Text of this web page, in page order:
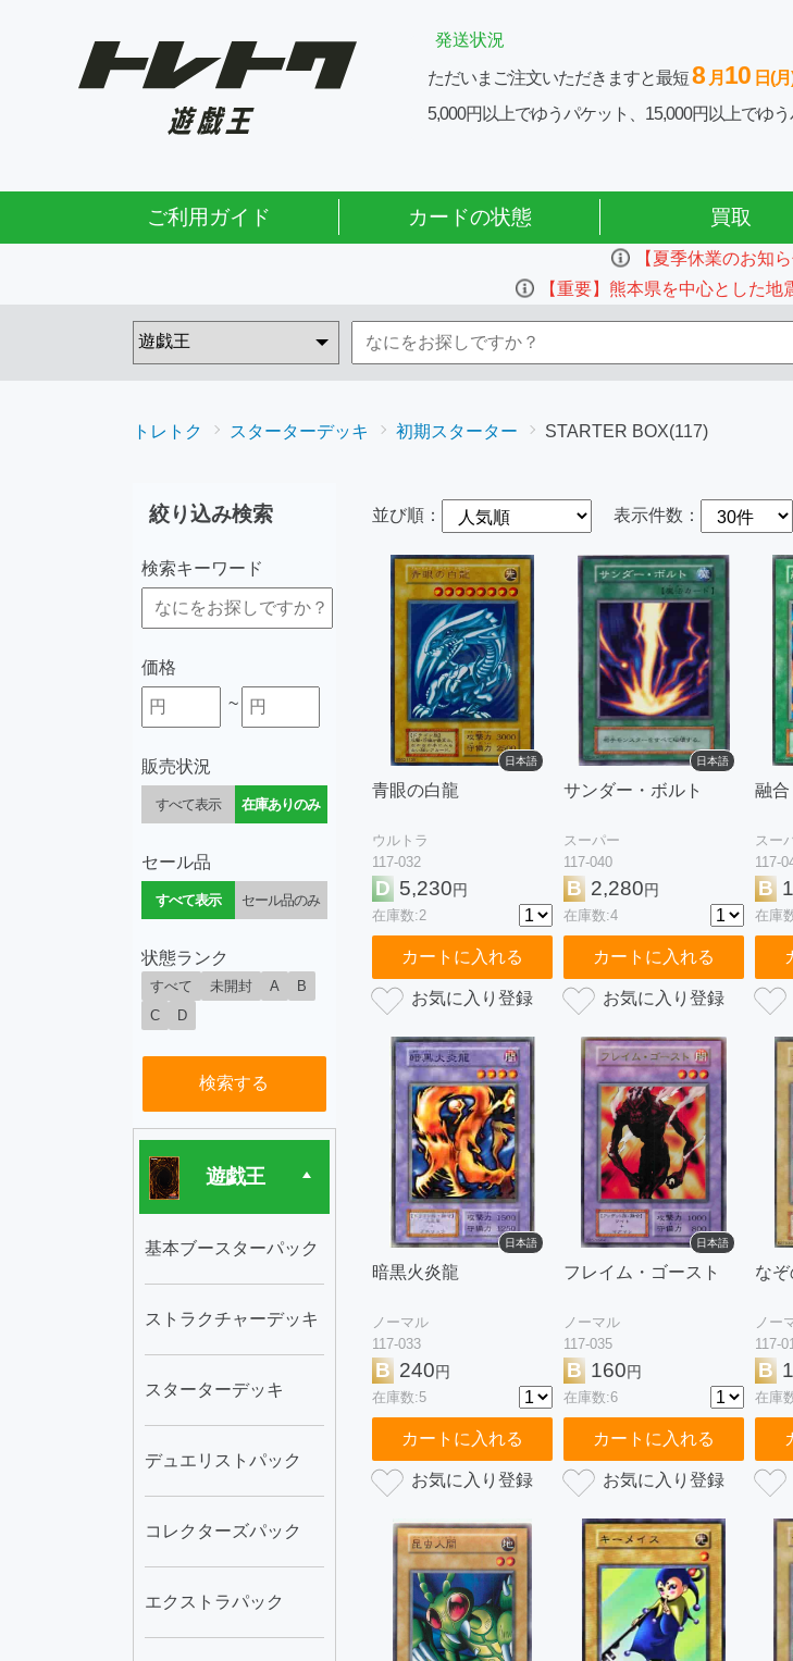
発送状況
ただいまご注文いただきますと最短8 月 10 日(月
5,000円以上でゆうパケット、15,000円以上でゆ
ご利用ガイド カードの状態 買取
【夏季休業のお知ら
【重要】熊本県を中心とした地
トレトク スターターデッキ 初期スターター STARTER BOX(117)
絞り込み検索
検索キーワード
価格
~
販売状況
すべて表示 在庫ありのみ
セール品
すべて表示 セール品のみ
状態ランク
すべて 未開封 A
B
C
D
検索する
遊戯王
基本ブースターパック
ストラクチャーデッキ
スターターデッキ
デュエリストパック
コレクターズパック
エクストラパック
並び順： 表示件数：
日本語
青眼の白龍
ウルトラ
117-032
D 5,230円
在庫数:2
カートに入れる
日本語
サンダー・ボルト
スーパー
117-040
B 2,280円
在庫数:4
カートに入れる
融合
スー
117-
B
在庫
日本語
暗黒火炎龍
ノーマル
117-033
B 240円
在庫数:5
カートに入れる
日本語
フレイム・ゴースト
ノーマル
117-035
B 160円
在庫数:6
カートに入れる
な
ノー
117-
B
在庫